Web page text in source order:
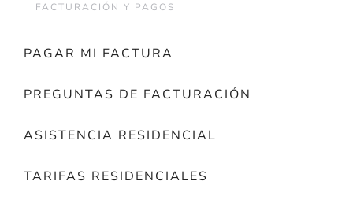
FACTURACIÓN Y PAGOS
PAGAR MI FACTURA
PREGUNTAS DE FACTURACIÓN
ASISTENCIA RESIDENCIAL
TARIFAS RESIDENCIALES